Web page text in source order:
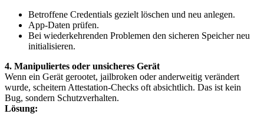
Betroffene Credentials gezielt löschen und neu anlegen.
App-Daten prüfen.
Bei wiederkehrenden Problemen den sicheren Speicher neu
initialisieren.
4. Manipuliertes oder unsicheres Gerät
Wenn ein Gerät gerootet, jailbroken oder anderweitig verändert
wurde, scheitern Attestation-Checks oft absichtlich. Das ist kein
Bug, sondern Schutzverhalten.
Lösung: